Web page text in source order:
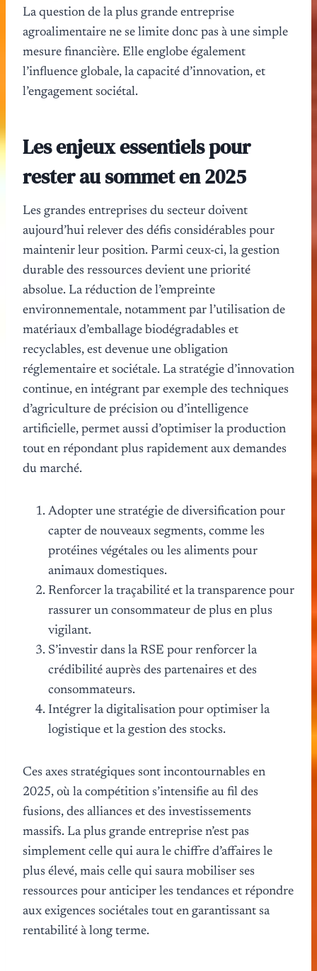
La question de la plus grande entreprise
agroalimentaire ne se limite donc pas à une simple
mesure financière. Elle englobe également
l’influence globale, la capacité d’innovation, et
l’engagement sociétal.
Les enjeux essentiels pour
rester au sommet en 2025
Les grandes entreprises du secteur doivent
aujourd’hui relever des défis considérables pour
maintenir leur position. Parmi ceux-ci, la gestion
durable des ressources devient une priorité
absolue. La réduction de l’empreinte
environnementale, notamment par l’utilisation de
matériaux d’emballage biodégradables et
recyclables, est devenue une obligation
réglementaire et sociétale. La stratégie d’innovation
continue, en intégrant par exemple des techniques
d’agriculture de précision ou d’intelligence
artificielle, permet aussi d’optimiser la production
tout en répondant plus rapidement aux demandes
du marché.
Adopter une stratégie de diversification pour
capter de nouveaux segments, comme les
protéines végétales ou les aliments pour
animaux domestiques.
Renforcer la traçabilité et la transparence pour
rassurer un consommateur de plus en plus
vigilant.
S’investir dans la RSE pour renforcer la
crédibilité auprès des partenaires et des
consommateurs.
Intégrer la digitalisation pour optimiser la
logistique et la gestion des stocks.
Ces axes stratégiques sont incontournables en
2025, où la compétition s’intensifie au fil des
fusions, des alliances et des investissements
massifs. La plus grande entreprise n’est pas
simplement celle qui aura le chiffre d’affaires le
plus élevé, mais celle qui saura mobiliser ses
ressources pour anticiper les tendances et répondre
aux exigences sociétales tout en garantissant sa
rentabilité à long terme.